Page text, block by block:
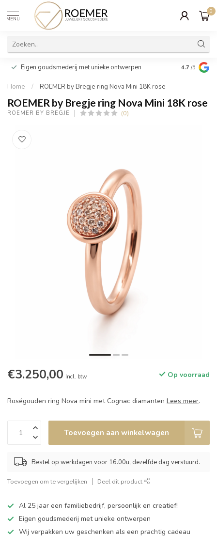
MENU
0
Eigen goudsmederij met unieke ontwerpen Wij
cadeau
4.7 /5
Home / ROEMER by Bregje ring Nova Mini 18K rose
ROEMER by Bregje ring Nova Mini 18K rose
ROEMER BY BREGJE (0)
€3.250,00 Incl. btw Op voorraad
Roségouden ring Nova mini met Cognac diamanten Lees meer.
Toevoegen aan winkelwagen
Bestel op werkdagen voor 16.00u, dezelfde dag verstuurd.
Toevoegen om te vergelijken Deel dit product
Al 25 jaar een familiebedrijf, persoonlijk en creatief!
Eigen goudsmederij met unieke ontwerpen
Wij verpakken uw geschenken als een prachtig cadeau